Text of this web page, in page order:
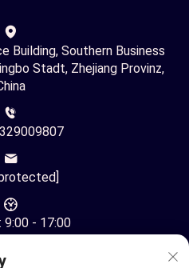
Building, Southern Business
Stadt, Zhejiang Provinz,
9:00 - 17:00